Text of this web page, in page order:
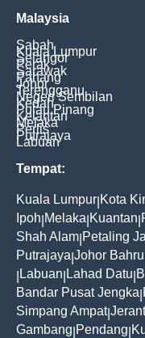
Malaysia
Sabah
Kuala Lumpur
Selangor
Perak
Sarawak
Pahang
Johor
Terengganu
Negeri Sembilan
Kedah
Pulau Pinang
Kelantan
Melaka
Perlis
Putrajaya
Labuan
Tempat:
Kuala Lumpur Kota
Ipoh Melaka Kuantan
Shah Alam Petaling
Putrajaya Johor Bahru
Labuan Lahad Datu
Bandar Pusat Jengka
Simpang Ampat|
Gambang Pendang